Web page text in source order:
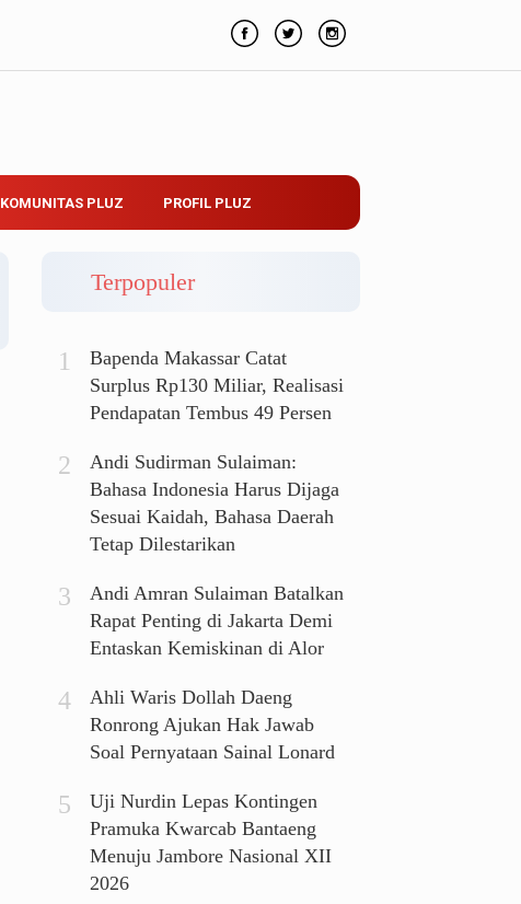
KOMUNITAS PLUZ PROFIL PLUZ
Terpopuler
Bapenda Makassar Catat
Surplus Rp130 Miliar, Realisasi
Pendapatan Tembus 49 Persen
Andi Sudirman Sulaiman:
Bahasa Indonesia Harus Dijaga
Sesuai Kaidah, Bahasa Daerah
Tetap Dilestarikan
Andi Amran Sulaiman Batalkan
Rapat Penting di Jakarta Demi
Entaskan Kemiskinan di Alor
Ahli Waris Dollah Daeng
Ronrong Ajukan Hak Jawab
Soal Pernyataan Sainal Lonard
Uji Nurdin Lepas Kontingen
Pramuka Kwarcab Bantaeng
Menuju Jambore Nasional XII
2026